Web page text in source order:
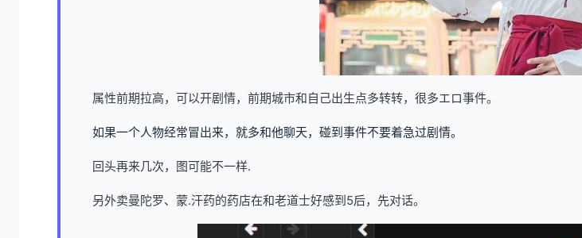
属性前期拉高，可以开剧情，前期城市和自己出生点多转转，很多エロ事件。
如果一个人物经常冒出来，就多和他聊天，碰到事件不要着急过剧情。
回头再来几次，图可能不一样.
另外卖曼陀罗、蒙.汗药的药店在和老道士好感到5后，先对话。